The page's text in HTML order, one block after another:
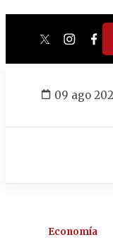
twitter
09 ago
Economía